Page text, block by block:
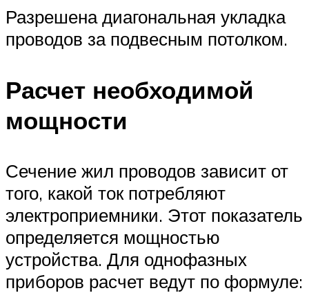
Разрешена диагональная укладка
проводов за подвесным потолком.
Расчет необходимой
мощности
Сечение жил проводов зависит от
того, какой ток потребляют
электроприемники. Этот показатель
определяется мощностью
устройства. Для однофазных
приборов расчет ведут по формуле: